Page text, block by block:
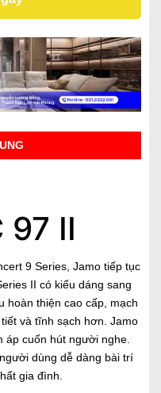
97 II
9 Series, Jamo tiếp tục
II có kiểu dáng sang
hoàn thiện cao cấp, mạch
và tĩnh sạch hơn. Jamo
áp cuốn hút người nghe.
dùng dễ dàng bài trí
gia đình.